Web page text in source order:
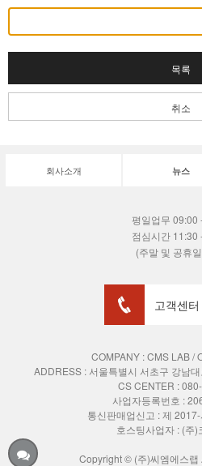
목록
취소
회사소개 뉴스
평일업무 09:00
점심시간 11:30
(주말 및 공휴
고객센
COMPANY : CMS LAB /
ADDRESS : 서울특별시 서초구 강남
CS CENTER :
사업자등록번호 :
통신판매업신고 : 제
호스팅사업자 : (주)
Copyright © (주)씨엠에스랩